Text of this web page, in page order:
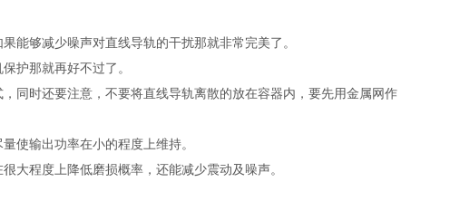
够减少噪声对直线导轨的干扰那就非常完美了。
护那就再好不过了。
时还要注意，不要将直线导轨离散的放在容器内，要先用金属网作
使输出功率在小的程度上维持。
程度上降低磨损概率，还能减少震动及噪声。